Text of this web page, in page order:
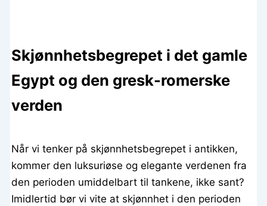
Skjønnhetsbegrepet i det gamle
Egypt og den gresk-romerske
verden
Når vi tenker på skjønnhetsbegrepet i antikken,
kommer den luksuriøse og elegante verdenen fra
den perioden umiddelbart til tankene, ikke sant?
Imidlertid bør vi vite at skjønnhet i den perioden